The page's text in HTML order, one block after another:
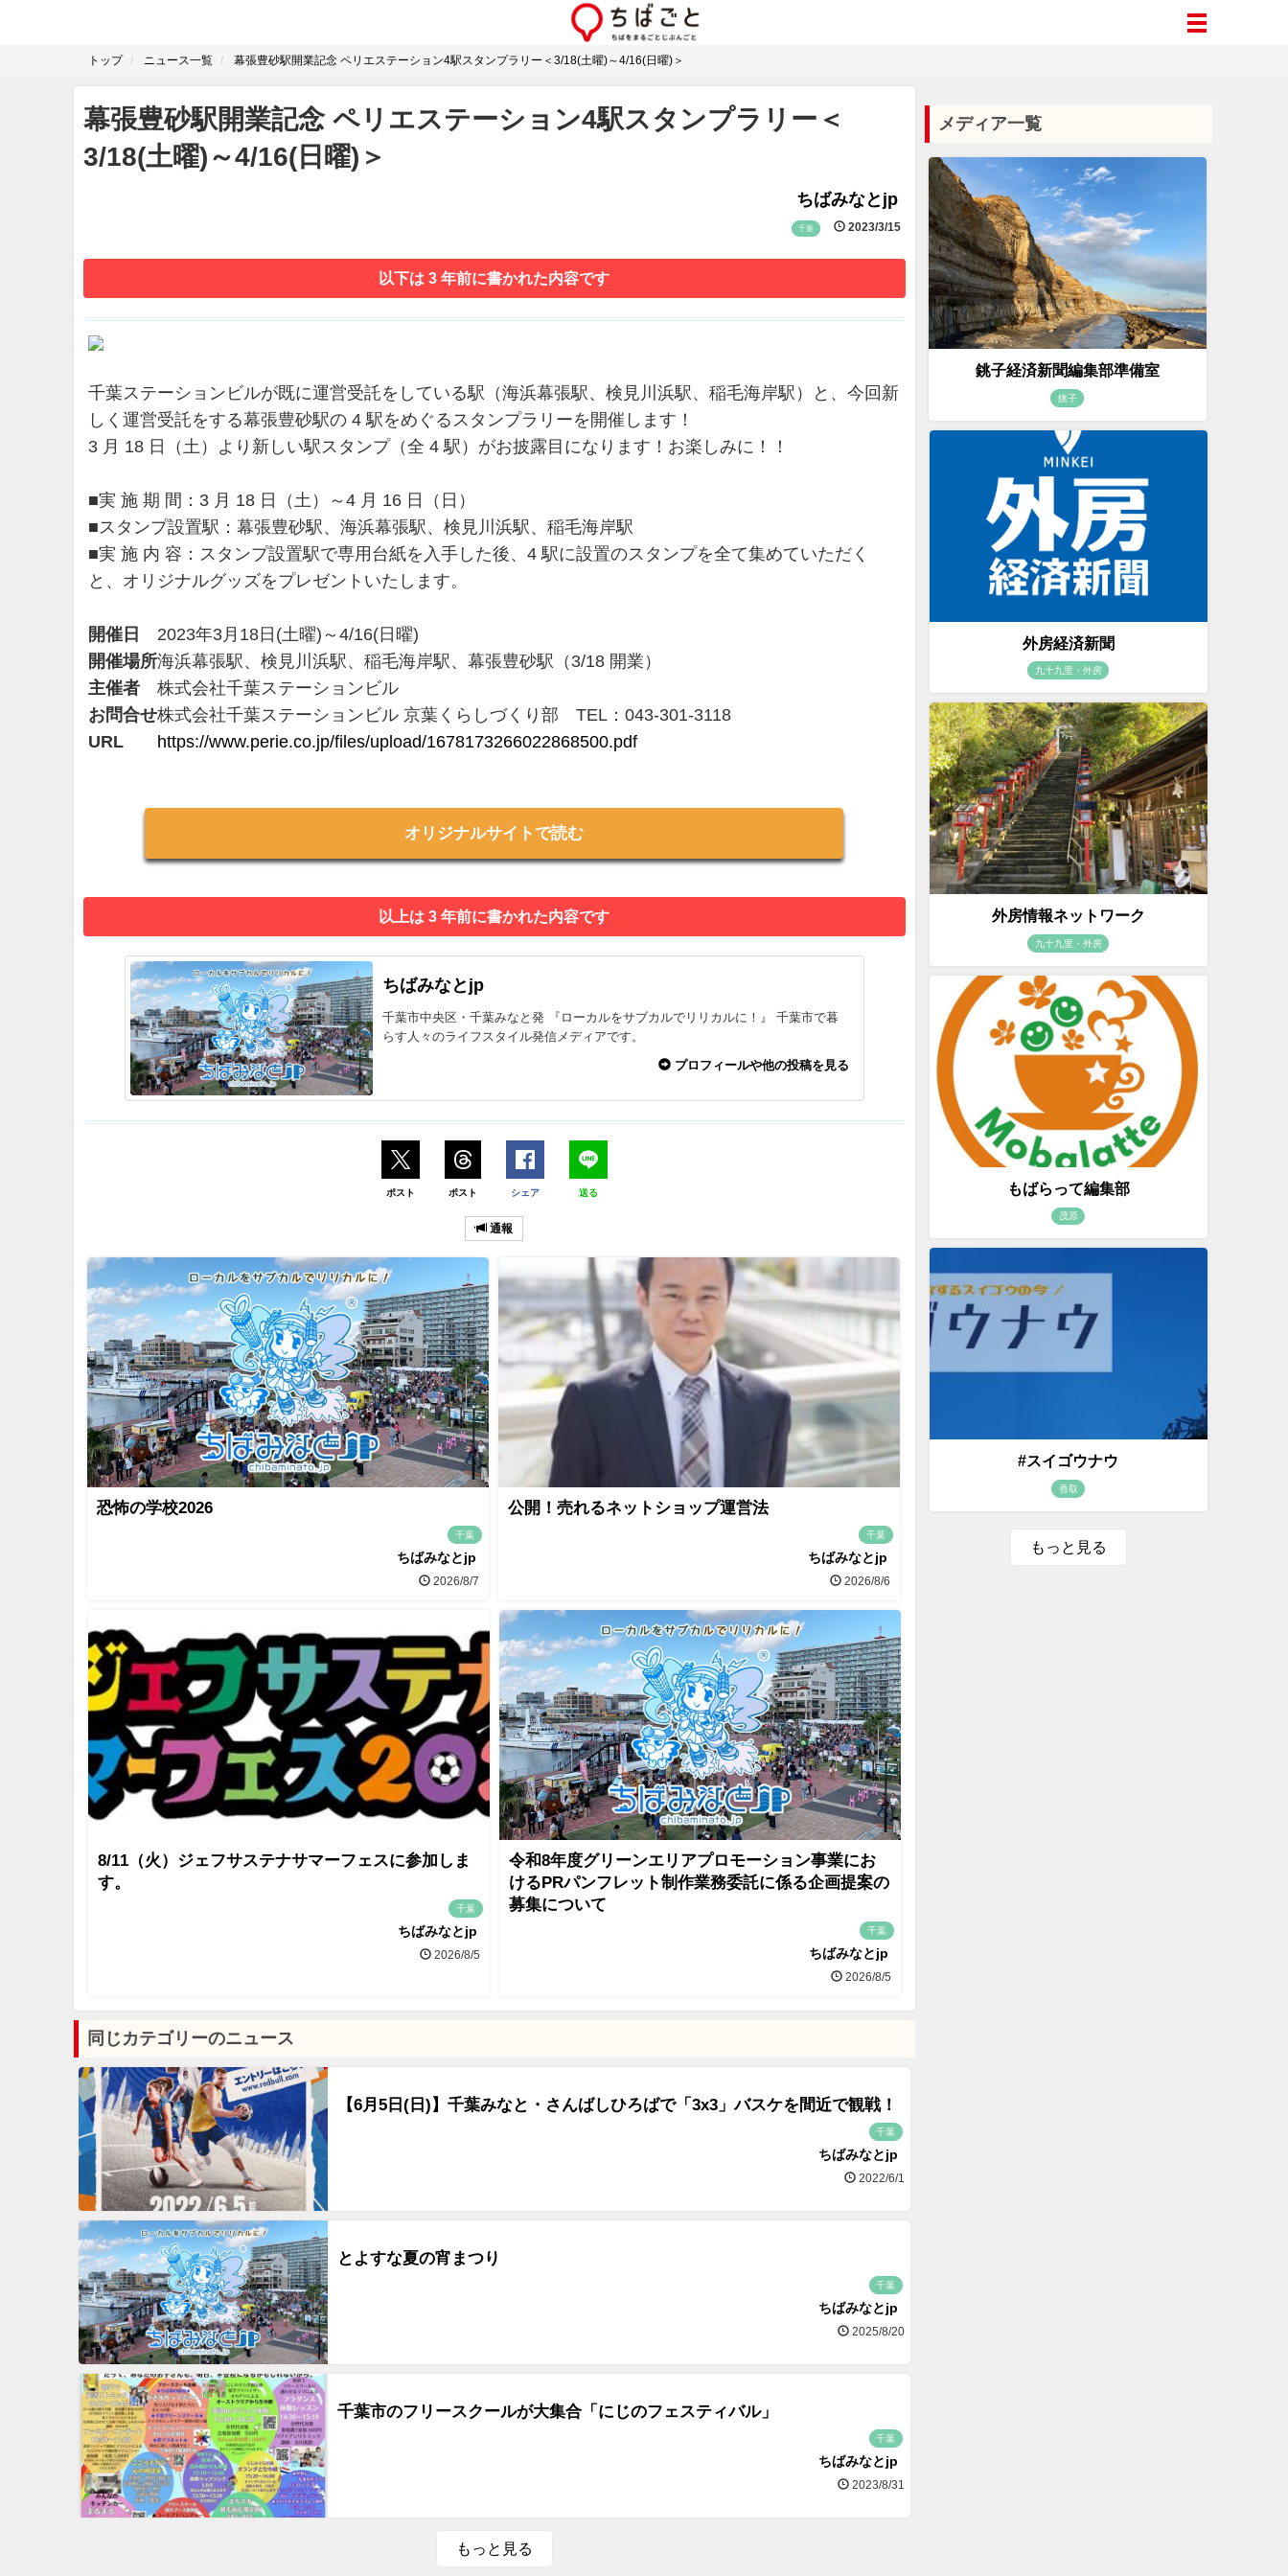
トップ ニュース一覧 幕張豊砂駅開業記念 ペリエステーション4駅スタンプラリー＜3/18(土曜)～4/16(日曜)＞
幕張豊砂駅開業記念 ペリエステーション4駅スタンプラリー＜
3/18(土曜)～4/16(日曜)＞
ちばみなとjp
千葉 2023/3/15
以下は 3 年前に書かれた内容です
千葉ステーションビルが既に運営受託をしている駅（海浜幕張駅、検見川浜駅、稲毛海岸駅）と、今回新
しく運営受託をする幕張豊砂駅の 4 駅をめぐるスタンプラリーを開催します！
3 月 18 日（土）より新しい駅スタンプ（全 4 駅）がお披露目になります！お楽しみに！！
■実 施 期 間：3 月 18 日（土）～4 月 16 日（日）
■スタンプ設置駅：幕張豊砂駅、海浜幕張駅、検見川浜駅、稲毛海岸駅
■実 施 内 容：スタンプ設置駅で専用台紙を入手した後、4 駅に設置のスタンプを全て集めていただく
と、オリジナルグッズをプレゼントいたします。
開催日
2023年3月18日(土曜)～4/16(日曜)
開催場所海浜幕張駅、検見川浜駅、稲毛海岸駅、幕張豊砂駅（3/18 開業）
主催者
株式会社千葉ステーションビル
お問合せ株式会社千葉ステーションビル 京葉くらしづくり部 TEL：043-301-3118
URL
https://www.perie.co.jp/files/upload/1678173266022868500.pdf
オリジナルサイトで読む
以上は 3 年前に書かれた内容です
ちばみなとjp
千葉市中央区・千葉みなと発 『ローカルをサブカルでリリカルに！』 千葉市で暮
らす人々のライフスタイル発信メディアです。
プロフィールや他の投稿を見る
ポスト ポスト シェア 送る
通報
恐怖の学校2026
千葉
ちばみなとjp
2026/8/7
公開！売れるネットショップ運営法
千葉
ちばみなとjp
2026/8/6
8/11（火）ジェフサステナサマーフェスに参加しま
す。
千葉
ちばみなとjp
2026/8/5
令和8年度グリーンエリアプロモーション事業にお
けるPRパンフレット制作業務委託に係る企画提案の
募集について
千葉
ちばみなとjp
2026/8/5
同じカテゴリーのニュース
【6月5日(日)】千葉みなと・さんばしひろばで「3x3」バスケを間近で観戦！
千葉
ちばみなとjp
2022/6/1
とよすな夏の宵まつり
千葉
ちばみなとjp
2025/8/20
千葉市のフリースクールが大集合「にじのフェスティバル」
千葉
ちばみなとjp
2023/8/31
もっと見る
メディア一覧
銚子経済新聞編集部準備室
銚子
外房経済新聞
九十九里・外房
外房情報ネットワーク
九十九里・外房
もばらって編集部
茂原
#スイゴウナウ
香取
もっと見る